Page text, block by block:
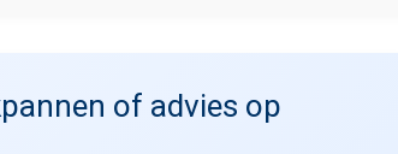
of advies op